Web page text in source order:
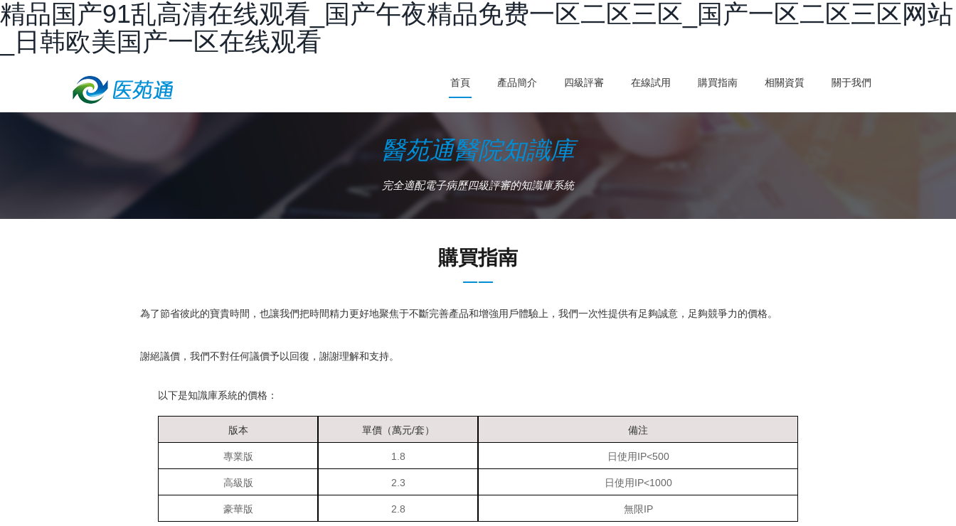
精品国产91乱高清在线观看_国产午夜精品免费一区二区三区_国产一区二区三区网站
_日韩欧美国产一区在线观看
首頁 產品簡介 四級評審 在線試用 購買指南 相關資質 關于我們
醫苑通醫院知識庫
完全適配電子病歷四級評審的知識庫系統
購買指南
為了節省彼此的寶貴時間，也讓我們把時間精力更好地聚焦于不斷完善產品和增強用戶體驗上，我們一次性提供有足夠誠意，足夠競爭力的價格。
謝絕議價，我們不對任何議價予以回復，謝謝理解和支持。
以下是知識庫系統的價格：
版本 單價（萬元/套） 備注
專業版 1.8 日使用IP<500
高級版 2.3 日使用IP<1000
豪華版 2.8 無限IP